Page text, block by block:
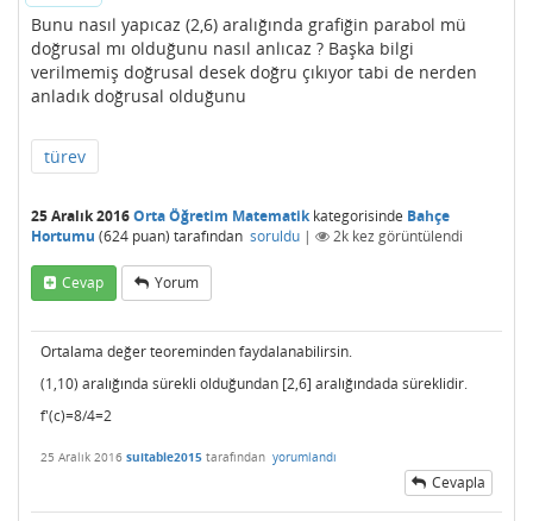
Bunu nasıl yapıcaz (2,6) aralığında grafiğin parabol mü
doğrusal mı olduğunu nasıl anlıcaz ? Başka bilgi
verilmemiş doğrusal desek doğru çıkıyor tabi de nerden
anladık doğrusal olduğunu
türev
25 Aralık 2016Orta Öğretim Matematikkategorisinde Bahçe
Hortumu (624 puan) tarafından soruldu | 2k kez görüntülendi
Cevap Yorum
Ortalama değer teoreminden faydalanabilirsin.
(1,10) aralığında sürekli olduğundan [2,6] aralığındada süreklidir.
f'(c)=8/4=2
25 Aralık 2016 suitable2015 tarafından yorumlandı
Cevapla